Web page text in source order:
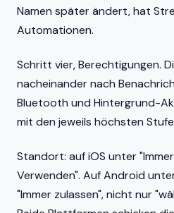
Namen später ändert, hat
Automationen.
Schritt vier, Berechtigungen.
nacheinander nach
Bluetooth und Hintergrund-
mit den jeweils höchsten
Standort: auf iOS unter
Verwenden". Auf Android
"Immer zulassen", nicht nur